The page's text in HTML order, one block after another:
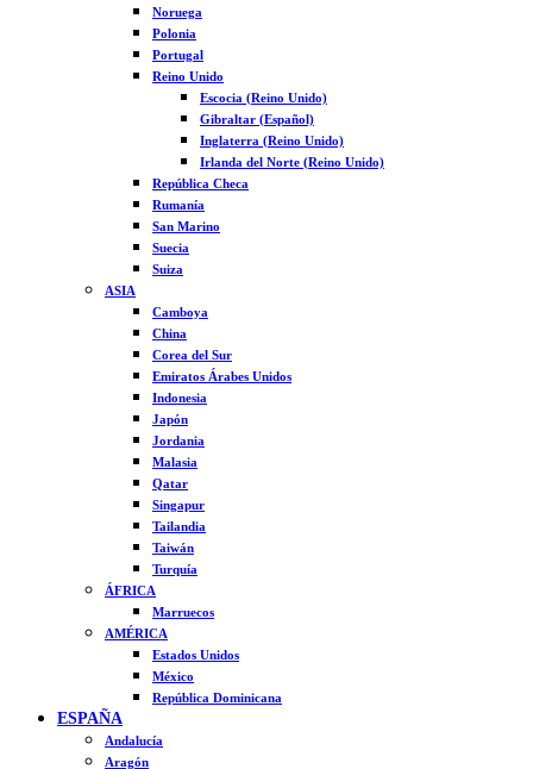
Noruega
Polonia
Portugal
Reino Unido
Escocia (Reino Unido)
Gibraltar (Español)
Inglaterra (Reino Unido)
Irlanda del Norte (Reino Unido)
República Checa
Rumanía
San Marino
Suecia
Suiza
ASIA
Camboya
China
Corea del Sur
Emiratos Árabes Unidos
Indonesia
Japón
Jordania
Malasia
Qatar
Singapur
Tailandia
Taiwán
Turquía
ÁFRICA
Marruecos
AMÉRICA
Estados Unidos
México
República Dominicana
ESPAÑA
Andalucía
Aragón